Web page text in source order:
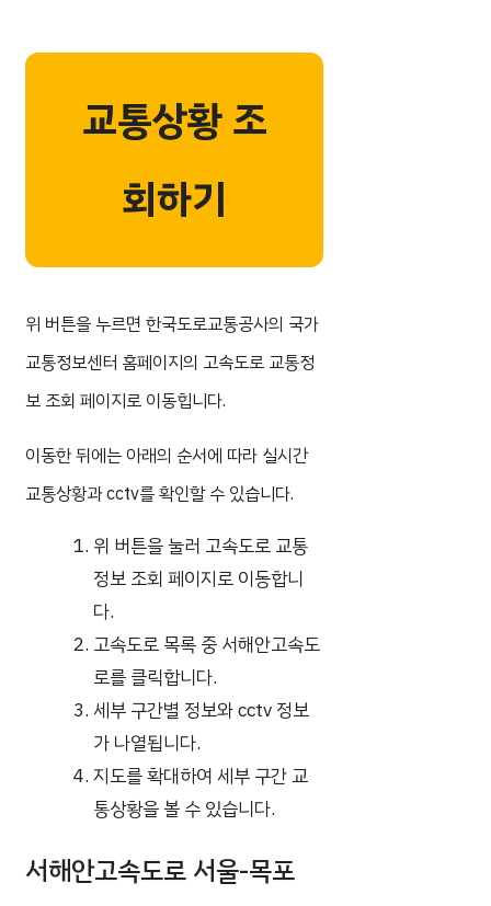
교통상황 조
회하기
위 버튼을 누르면 한국도로교통공사의 국가
교통정보센터 홈페이지의 고속도로 교통정
보 조회 페이지로 이동힙니다.
이동한 뒤에는 아래의 순서에 따라 실시간
교통상황과 cctv를 확인할 수 있습니다.
위 버튼을 눌러 고속도로 교통
정보 조회 페이지로 이동합니
다.
고속도로 목록 중 서해안고속도
로를 클릭합니다.
세부 구간별 정보와 cctv 정보
가 나열됩니다.
지도를 확대하여 세부 구간 교
통상황을 볼 수 있습니다.
서해안고속도로 서울-목포